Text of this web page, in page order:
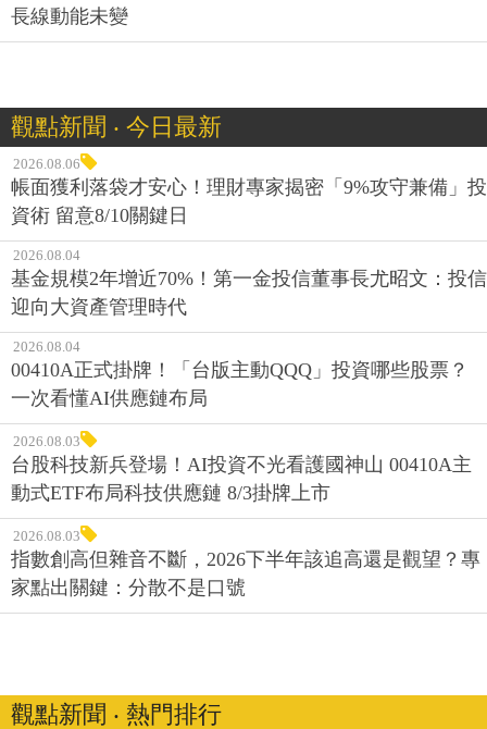
長線動能未變
觀點新聞 ‧ 今日最新
2026.08.06
帳面獲利落袋才安心！理財專家揭密「9%攻守兼備」投
資術 留意8/10關鍵日
2026.08.04
基金規模2年增近70%！第一金投信董事長尤昭文：投信
迎向大資產管理時代
2026.08.04
00410A正式掛牌！「台版主動QQQ」投資哪些股票？
一次看懂AI供應鏈布局
2026.08.03
台股科技新兵登場！AI投資不光看護國神山 00410A主
動式ETF布局科技供應鏈 8/3掛牌上市
2026.08.03
指數創高但雜音不斷，2026下半年該追高還是觀望？專
家點出關鍵：分散不是口號
觀點新聞 ‧ 熱門排行